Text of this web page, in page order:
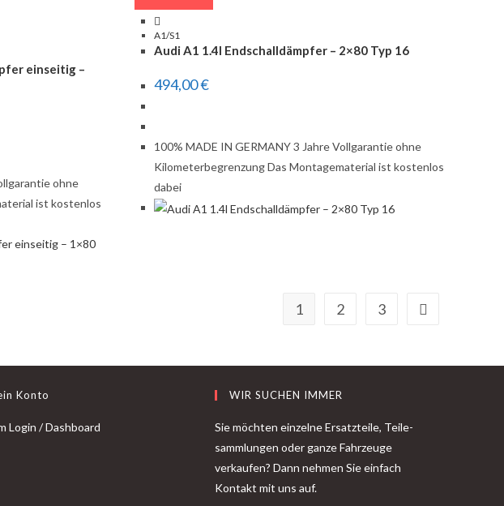
einseitig –
ohne
ist kostenlos
A1/S1
Audi A1 1.4l Endschalldämpfer – 2×80 Typ 16
494,00€
100% MADE IN GERMANY 3 Jahre Vollgarantie ohne
Kilometerbegrenzung Das Montagematerial ist kostenlos
dabei
1 2 3
Konto
Login / Dashboard
WIR SUCHEN IMMER
Sie möchten einzelne Ersatzteile, Teile-
sammlungen oder ganze Fahrzeuge
verkaufen? Dann nehmen Sie einfach
Kontakt mit uns auf.